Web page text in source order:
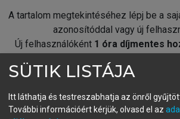
A tartalom megtekintéséhez lépj be a
azonosítóddal vagy új
Új felhasználóként 1 óra díjmentes
fiókoddal,vagy hozz létre
A regisztráció után apróbaidőszak
SÜTIK LISTÁJA
Itt láthatja és testreszabhatja az önről
További információért kérjük, olvasd el az